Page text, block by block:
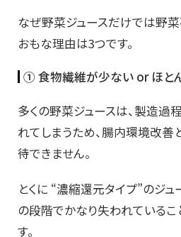
なぜ野菜ジュースだけでは野
おもな理由は3つです。
① 食物繊維が少ない or ほと
多くの野菜ジュースは、製造
れてしまうため、腸内環境改善
待できません。
とくに “濃縮還元タイプ”のジ
の段階でかなり失われている
す。